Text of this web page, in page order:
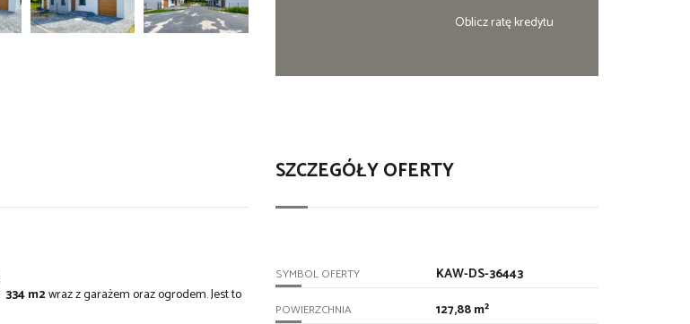
Oblicz ratę kredytu
334 m2wraz z garażem oraz ogrodem. Jest to
SZCZEGÓŁY OFERTY
SYMBOL OFERTY KAW-DS-36443
POWIERZCHNIA 127,88 m²